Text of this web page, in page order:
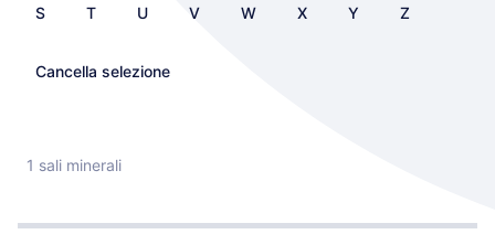
S T U V W X Y Z
Cancella selezione
1 sali minerali